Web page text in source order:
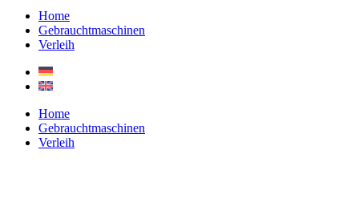
Home
Gebrauchtmaschinen
Verleih
Home
Gebrauchtmaschinen
Verleih